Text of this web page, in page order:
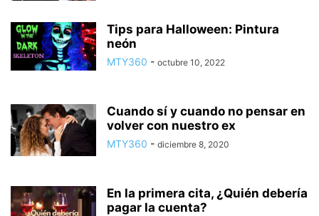
Tips para Halloween: Pintura
neón
MTY360 - octubre 10, 2022
Cuando sí y cuando no pensar en
volver con nuestro ex
MTY360 - diciembre 8, 2020
En la primera cita, ¿Quién debería
pagar la cuenta?